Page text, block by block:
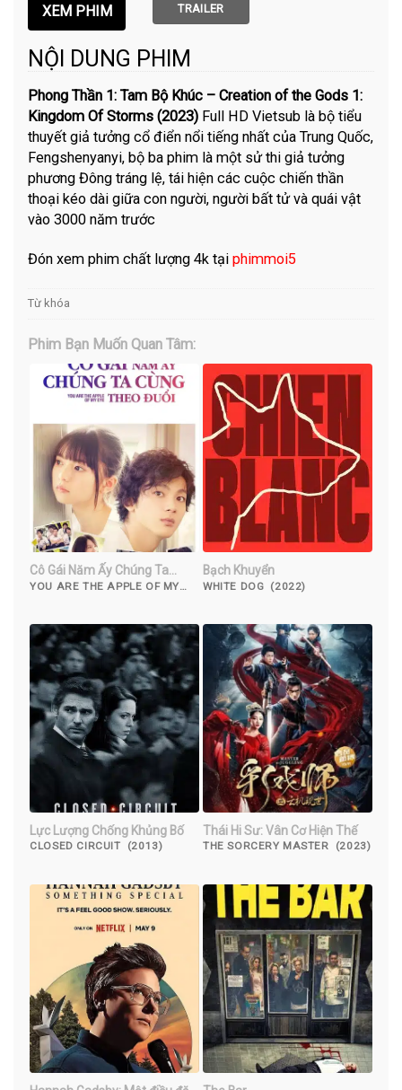
TRAILER
NỘI DUNG PHIM
Phong Thần 1: Tam Bộ Khúc – Creation of the Gods 1:
Kingdom Of Storms (2023) Full HD Vietsub là bộ tiểu
thuyết giả tưởng cổ điển nổi tiếng nhất của Trung Quốc,
Fengshenyanyi, bộ ba phim là một sử thi giả tưởng
phương Đông tráng lệ, tái hiện các cuộc chiến thần
thoại kéo dài giữa con người, người bất tử và quái vật
vào 3000 năm trước
Đón xem phim chất lượng 4k tạiphimmoi5
Từ khóa
Phim Bạn Muốn Quan Tâm:
Cô Gái Năm Ấy Chúng Ta
Cùng Theo Đuổi
YOU ARE THE APPLE OF MY
Bạch Khuyển
WHITE DOG (2022)
Lực Lượng Chống Khủng Bố
CLOSED CIRCUIT (2013)
Thái Hi Sư: Vân Cơ Hiện Thế
THE SORCERY MASTER (2023)